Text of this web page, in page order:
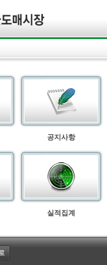
공지사항
실적집계